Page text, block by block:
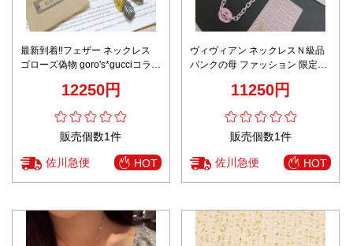
最新到着‼フェザー ネックレス
ゴローズ偽物 goro's*gucciコラボ
羽 シルバー12250円
販売個数1件
佐川急便 HOT
ヴィヴィアン ネックレスＮ級品
パンクの母 ファッション 限定の
11250円
販売個数1件
佐川急便 HOT